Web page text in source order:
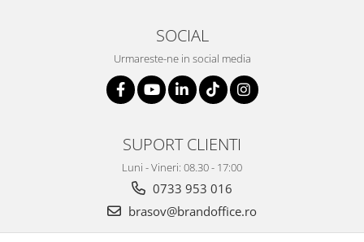
Protocol si HORECA
Apa si bauturi racoritoare
Cafea, ceai, zahar, lapte
Textile si confort pentru casa
SOCIAL
Urmareste-ne in social media
SUPORT CLIENTI
Luni - Vineri: 08.30 - 17:00
0733 953 016
brasov@brandoffice.ro